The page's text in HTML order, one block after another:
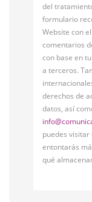
del
formulario
Website con
comentarios
con base en
a terceros.
derechos de
datos, así
puedes visitar
entontarás
qué